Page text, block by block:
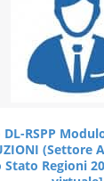
DL-RSPP
(Settore
Stato Regioni